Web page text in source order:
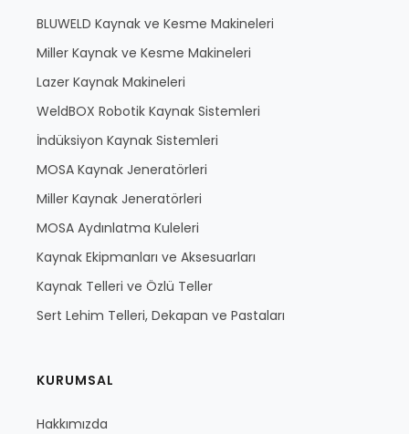
BLUWELD Kaynak ve Kesme Makineleri
Miller Kaynak ve Kesme Makineleri
Lazer Kaynak Makineleri
WeldBOX Robotik Kaynak Sistemleri
İndüksiyon Kaynak Sistemleri
MOSA Kaynak Jeneratörleri
Miller Kaynak Jeneratörleri
MOSA Aydınlatma Kuleleri
Kaynak Ekipmanları ve Aksesuarları
Kaynak Telleri ve Özlü Teller
Sert Lehim Telleri, Dekapan ve Pastaları
KURUMSAL
Hakkımızda